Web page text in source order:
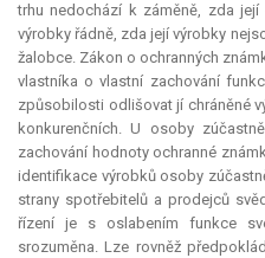
trhu nedochází k záměně, zda
výrobky řádně, zda její výrobky
žalobce. Zákon o ochranných
vlastníka o vlastní zachování
způsobilosti odlišovat jí chráněné
konkurenčních. U osoby
zachování hodnoty ochranné
identifikace výrobků osoby
strany spotřebitelů a prodejců
řízení je s oslabením funkce
srozuměna. Lze rovněž